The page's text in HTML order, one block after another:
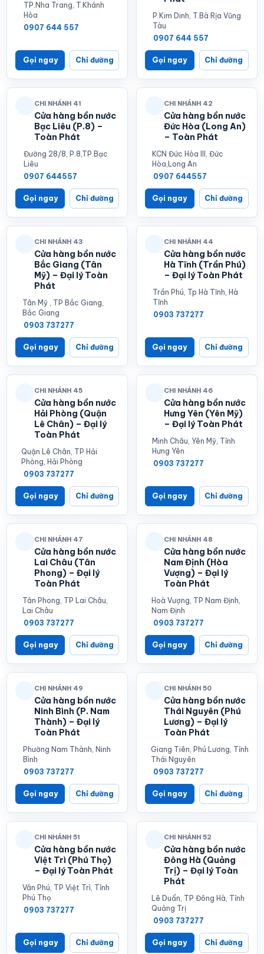
TP.Nha Trang, T.Khánh
Hòa
0907 644 557
Gọi ngay Chỉ đường
P.Kim Dinh, T.Bà Rịa Vũng
Tàu
0907 644 557
Gọi ngay Chỉ đường
CHI NHÁNH 41
Cửa hàng bồn nước
Bạc Liêu (P.8) –
Toàn Phát
Đường 28/8, P.8,TP.Bạc
Liêu
0907 644557
Gọi ngay Chỉ đường
CHI NHÁNH 42
Cửa hàng bồn nước
Đức Hòa (Long An)
– Toàn Phát
KCN Đức Hòa III, Đức
Hòa,Long An
0907 644557
Gọi ngay Chỉ đường
CHI NHÁNH 43
Cửa hàng bồn nước
Bắc Giang (Tân
Mỹ) – Đại lý Toàn
Phát
Tân Mỹ , TP Bắc Giang,
Bắc Giang
0903 737277
Gọi ngay Chỉ đường
CHI NHÁNH 44
Cửa hàng bồn nước
Hà Tĩnh (Trần Phú)
– Đại lý Toàn Phát
Trần Phú, Tp Hà Tĩnh, Hà
Tĩnh
0903 737277
Gọi ngay Chỉ đường
CHI NHÁNH 45
Cửa hàng bồn nước
Hải Phòng (Quận
Lê Chân) – Đại lý
Toàn Phát
Quận Lê Chân, TP Hải
Phòng, Hải Phòng
0903 737277
Gọi ngay Chỉ đường
CHI NHÁNH 46
Cửa hàng bồn nước
Hưng Yên (Yên Mỹ)
– Đại lý Toàn Phát
Minh Châu, Yên Mỹ, Tỉnh
Hưng Yên
0903 737277
Gọi ngay Chỉ đường
CHI NHÁNH 47
Cửa hàng bồn nước
Lai Châu (Tân
Phong) – Đại lý
Toàn Phát
Tân Phong, TP Lai Châu,
Lai Châu
0903 737277
Gọi ngay Chỉ đường
CHI NHÁNH 48
Cửa hàng bồn nước
Nam Định (Hòa
Vượng) – Đại lý
Toàn Phát
Hoà Vượng, TP Nam Định,
Nam Định
0903 737277
Gọi ngay Chỉ đường
CHI NHÁNH 49
Cửa hàng bồn nước
Ninh Bình (P. Nam
Thành) – Đại lý
Toàn Phát
Phường Nam Thành, Ninh
Bình
0903 737277
Gọi ngay Chỉ đường
CHI NHÁNH 50
Cửa hàng bồn nước
Thái Nguyên (Phú
Lương) – Đại lý
Toàn Phát
Giang Tiên, Phú Lương, Tỉnh
Thái Nguyên
0903 737277
Gọi ngay Chỉ đường
CHI NHÁNH 51
Cửa hàng bồn nước
Việt Trì (Phú Thọ)
– Đại lý Toàn Phát
Vân Phú, TP Việt Trì, Tỉnh
Phú Thọ
0903 737277
Gọi ngay Chỉ đường
CHI NHÁNH 52
Cửa hàng bồn nước
Đông Hà (Quảng
Trị) – Đại lý Toàn
Phát
Lê Duẩn, TP Đông Hà, Tỉnh
Quảng Trị
0903 737277
Gọi ngay Chỉ đường